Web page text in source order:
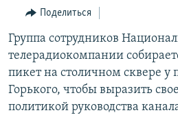
Вернутся
поиску
КЫРГЫЗЧА
ЎЗБЕКЧА
ТОҶИКӢ
TÜRKMENÇE
Все сайты РСЕ/РС
Поделиться
Группа сотрудников
телерадиокомпании
пикет на столичном сквере
Горького, чтобы выразить
политикой руководства